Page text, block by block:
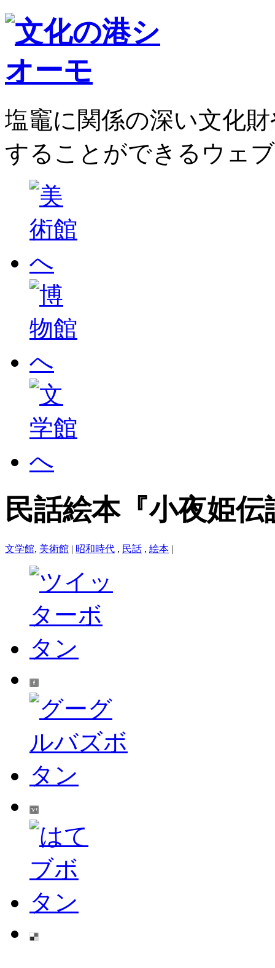
塩竈に関係の深い文化
することができるウェ
民話絵本『小夜姫伝
文学館, 美術館 | 昭和時代 , 民話 , 絵本 |